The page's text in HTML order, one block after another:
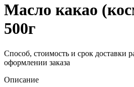
Масло какао
500г
Способ, стоимость и срок доставки
оформлении заказа
Описание